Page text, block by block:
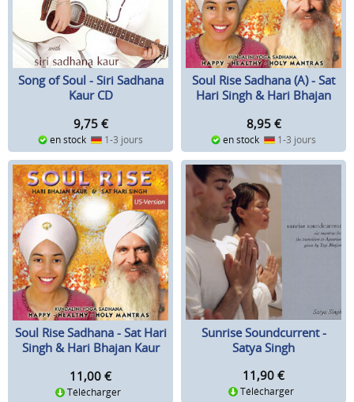
Song of Soul - Siri Sadhana
Kaur CD
9,75 €
en stock 1-3 jours
Soul Rise Sadhana (A) - Sat
Hari Singh & Hari Bhajan
8,95 €
en stock 1-3 jours
Soul Rise Sadhana - Sat Hari
Singh & Hari Bhajan Kaur
11,00 €
Télécharger
Sunrise Soundcurrent -
Satya Singh
11,90 €
Télécharger